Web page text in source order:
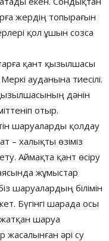
жердің топырағын
қол ұшын созса
қант қызылшасы
ауданына тиесілі.
дәнін
отыр.
шаруаларды қолдау
– халықты өзіміз
Аймақта қант өсіру
жұмыстар
шаруалардың білімін
Бүгінгі шарада осы
шаруа
әрі су